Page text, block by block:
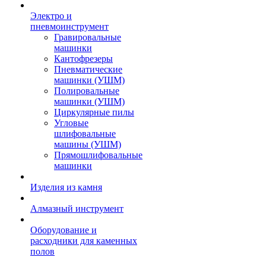
Электро и
пневмоинструмент
Гравировальные
машинки
Кантофрезеры
Пневматические
машинки (УШМ)
Полировальные
машинки (УШМ)
Циркулярные пилы
Угловые
шлифовальные
машины (УШМ)
Прямошлифовальные
машинки
Изделия из камня
Алмазный инструмент
Оборудование и
расходники для каменных
полов